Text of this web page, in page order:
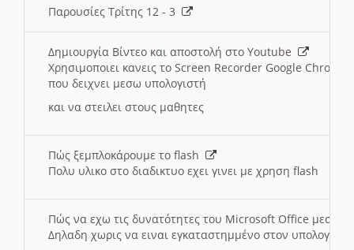
Παρουσίες Τρίτης 12 - 3
Δημιουργία Βίντεο και αποστολή στο Youtube
Χρησιμοποιει κανεις το Screen Recorder Google Chrome
που δειχνει μεσω υπολογιστή
και να στειλει στους μαθητες
Πώς ξεμπλοκάρουμε το flash
Πολυ υλικο στο διαδικτυο εχει γινει με χρηση flash
Πώς να εχω τις δυνατότητες του Microsoft Office μεσω
Δηλαδη χωρις να ειναι εγκαταστημμένο στον